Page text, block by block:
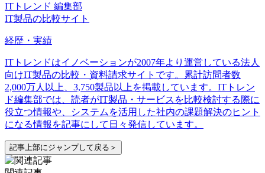
ITトレンド 編集部
IT製品の比較サイト
経歴・実績
ITトレンドはイノベーションが2007年より運営している法人
向けIT製品の比較・資料請求サイトです。累計訪問者数
2,000万人以上、3,750製品以上を掲載しています。ITトレン
ド編集部では、読者がIT製品・サービスを比較検討する際に
役立つ情報や、システムを活用した社内の課題解決のヒント
になる情報を記事にして日々発信しています。
記事上部にジャンプして戻る＞